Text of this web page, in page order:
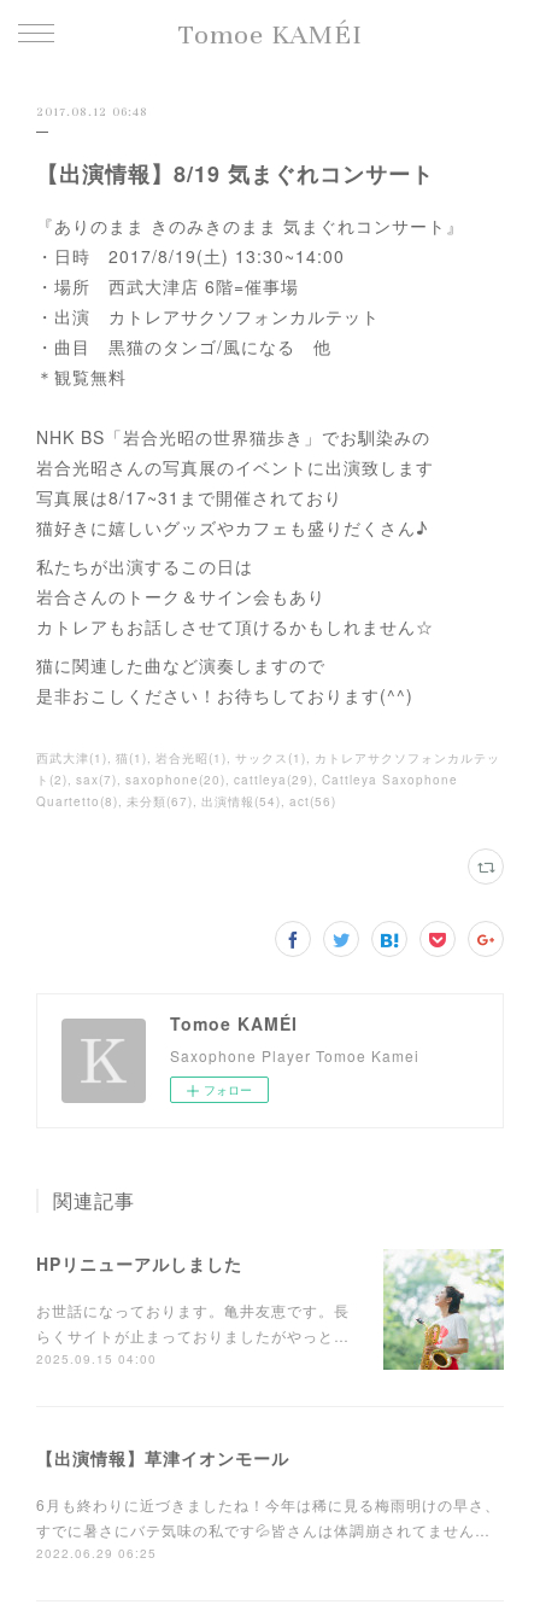
Tomoe KAMÉI
2017.08.12 06:48
【出演情報】8/19 気まぐれコンサート
『ありのまま きのみきのまま 気まぐれコンサート』
・日時 2017/8/19(土) 13:30~14:00
・場所 西武大津店 6階=催事場
・出演 カトレアサクソフォンカルテット
・曲目 黒猫のタンゴ/風になる 他
＊観覧無料
NHK BS「岩合光昭の世界猫歩き」でお馴染みの
岩合光昭さんの写真展のイベントに出演致します
写真展は8/17~31まで開催されており
猫好きに嬉しいグッズやカフェも盛りだくさん♪
私たちが出演するこの日は
岩合さんのトーク＆サイン会もあり
カトレアもお話しさせて頂けるかもしれません☆
猫に関連した曲など演奏しますので
是非おこしください！お待ちしております(^^)
西武大津(1 ) 猫 (1 ) 岩合光昭 (1 ) サックス (1 )
カトレアサクソフォンカルテッ
ト (2) sax(7) saxophone (20) cattleya (29) Cattleya Saxophone
Quartetto (8) 未分類 (67) 出演情報 (54) act(56)
Tomoe KAMÉI
Saxophone Player Tomoe Kamei
フォロー
関連記事
HPリニューアルしました
お世話になっております。亀井友恵です。長
らくサイトが止まっておりましたがやっと…
2025.09.15 04:00
【出演情報】草津イオンモール
6月も終わりに近づきましたね！今年は稀に見る梅雨明けの早さ、
すでに暑さにバテ気味の私です💦皆さんは体調崩されてません…
2022.06.29 06:25